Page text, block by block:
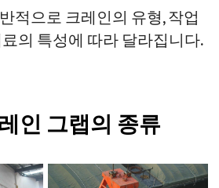
적으로 크레인의 유형, 작업
의 특성에 따라 달라집니다.
인 그랩의 종류